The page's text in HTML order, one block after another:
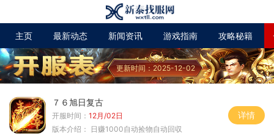
主页 最新动态 新闻资讯 游戏指南 攻略秘籍
更新时间：2025-12-02
７６旭日复古
开服时间： 12月/02日
版本介绍：
日赚1000自动捡物自动回収
详情